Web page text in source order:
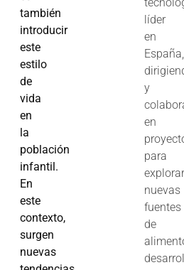
también
introducir
este
estilo
de
vida
en
la
población
infantil.
En
este
contexto,
surgen
nuevas
líder
en
España,
y
en
para
nuevas
fuentes
de